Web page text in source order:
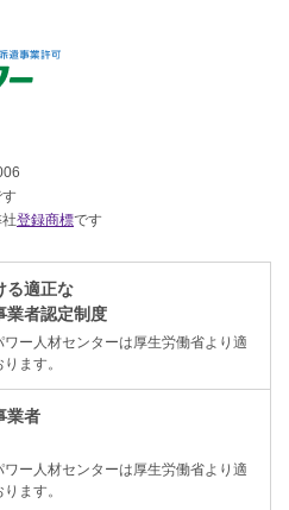
登録商標です
る適正な
業者認定制度
ー人材センターは厚生労働省より適
ます。
業者
ー人材センターは厚生労働省より適
ます。